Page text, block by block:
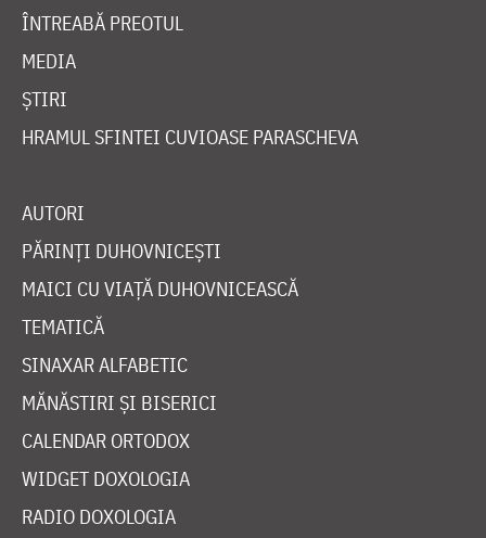
ÎNTREABĂ PREOTUL
MEDIA
ȘTIRI
HRAMUL SFINTEI CUVIOASE PARASCHEVA
AUTORI
PĂRINȚI DUHOVNICEȘTI
MAICI CU VIAȚĂ DUHOVNICEASCĂ
TEMATICĂ
SINAXAR ALFABETIC
MĂNĂSTIRI ȘI BISERICI
CALENDAR ORTODOX
WIDGET DOXOLOGIA
RADIO DOXOLOGIA